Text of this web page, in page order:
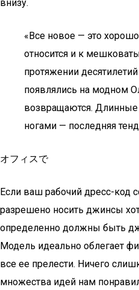
внизу.
«Все новое — это
относится и к
протяжении
появлялись на модном
возвращаются.
ногами — последняя
オフィスで
Если ваш рабочий дресс-код
разрешено носить джинсы
определенно должны быть
Модель идеально облегает
все ее прелести. Ничего
множества идей нам